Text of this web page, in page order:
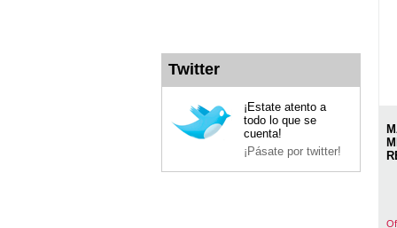
Twitter
¡Estate atento a
todo lo que se
cuenta!
¡Pásate por twitter!